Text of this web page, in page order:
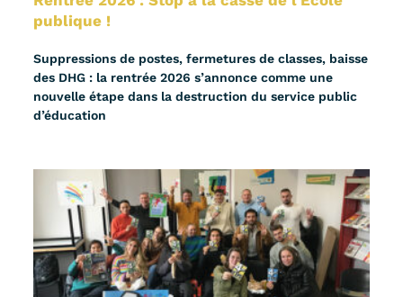
publique !
Suppressions de postes, fermetures de classes, baisse
des DHG : la rentrée 2026 s’annonce comme une
nouvelle étape dans la destruction du service public
d’éducation